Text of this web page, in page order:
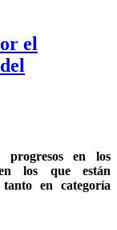
el
progresos en los
los que están
en categoría